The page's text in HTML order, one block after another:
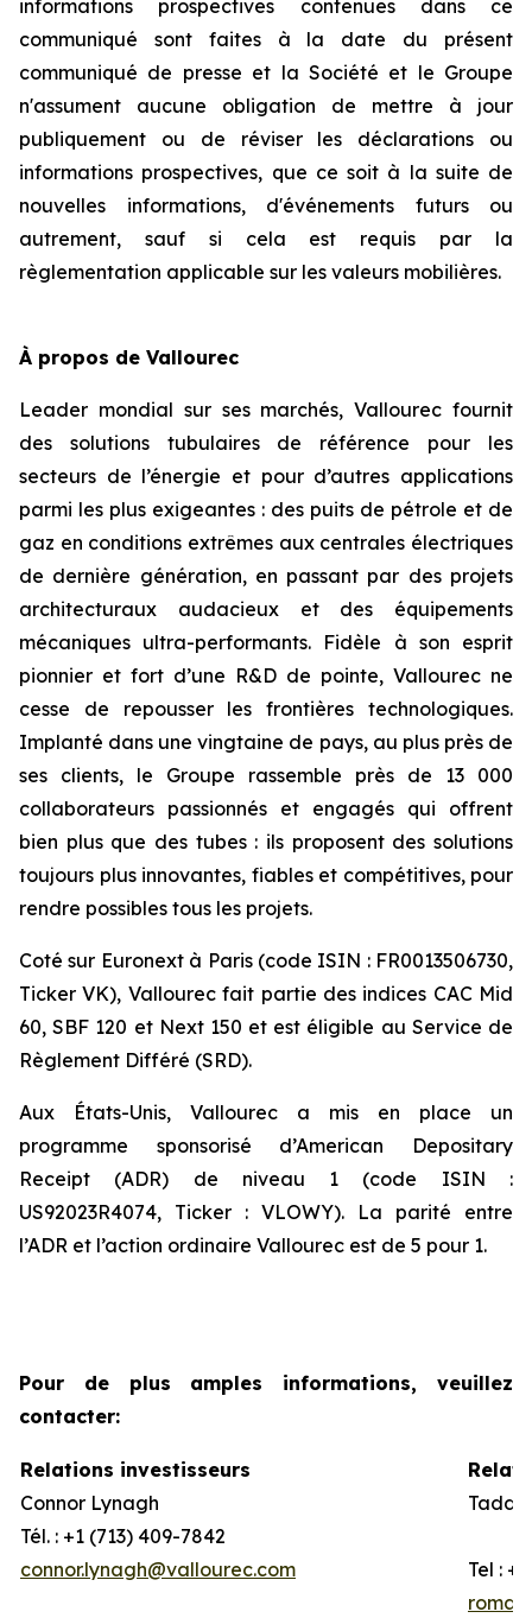
informations prospectives contenues dans ce
communiqué sont faites à la date du présent
communiqué de presse et la Société et le Groupe
n'assument aucune obligation de mettre à jour
publiquement ou de réviser les déclarations ou
informations prospectives, que ce soit à la suite de
nouvelles informations, d'événements futurs ou
autrement, sauf si cela est requis par la
règlementation applicable sur les valeurs mobilières.
À propos de Vallourec
Leader mondial sur ses marchés, Vallourec fournit
des solutions tubulaires de référence pour les
secteurs de l’énergie et pour d’autres applications
parmi les plus exigeantes : des puits de pétrole et de
gaz en conditions extrêmes aux centrales électriques
de dernière génération, en passant par des projets
architecturaux audacieux et des équipements
mécaniques ultra-performants. Fidèle à son esprit
pionnier et fort d’une R&D de pointe, Vallourec ne
cesse de repousser les frontières technologiques.
Implanté dans une vingtaine de pays, au plus près de
ses clients, le Groupe rassemble près de 13 000
collaborateurs passionnés et engagés qui offrent
bien plus que des tubes : ils proposent des solutions
toujours plus innovantes, fiables et compétitives, pour
rendre possibles tous les projets.
Coté sur Euronext à Paris (code ISIN : FR0013506730,
Ticker VK), Vallourec fait partie des indices CAC Mid
60, SBF 120 et Next 150 et est éligible au Service de
Règlement Différé (SRD).
Aux États-Unis, Vallourec a mis en place un
programme sponsorisé d’American Depositary
Receipt (ADR) de niveau 1 (code ISIN :
US92023R4074, Ticker : VLOWY). La parité entre
l’ADR et l’action ordinaire Vallourec est de 5 pour 1.
Pour de plus amples informations, veuillez
contacter:
Relations investisseurs
Connor Lynagh
Tél. : +1 (713) 409-7842
connor.lynagh@vallourec.com
Tel :